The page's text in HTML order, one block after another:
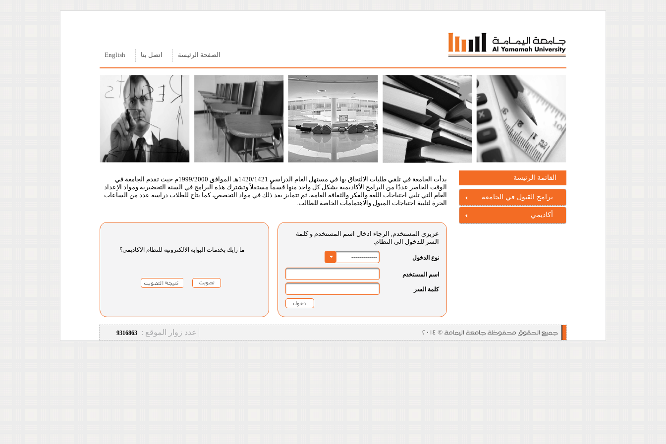
English اتصل بنا الصفحة الرئيسة
القائمة الرئيسة
برامج القبول في الجامعة
أكاديمي
بدأت الجامعة في تلقي طلبات الالتحاق بها في مستهل العام الدراسي 1420/1421هـ الموافق 1999/2000م حيث تقدم الجامعة في
الوقت الحاضر عددًا من البرامج الأكاديمية يشكل كل واحد منها قسماً مستقلاً وتشترك هذه البرامج في السنة التحضيرية ومواد الإعداد
العام التي تلبي احتياجات اللغة والفكر والثقافة العامة، ثم تتمايز بعد ذلك في مواد التخصص، كما يتاح للطلاب دراسة عدد من الساعات
الحرة لتلبية احتياجات الميول والاهتمامات الخاصة للطالب.
عزيزي المستخدم, الرجاء ادخال اسم المستخدم و كلمة
السر للدخول الى النظام.
نوع الدخول -------------
اسم المستخدم
كلمة السر
ما رايك بخدمات البوابة الالكترونية للنظام الاكاديمي؟
عدد زوار الموقع : 9316863